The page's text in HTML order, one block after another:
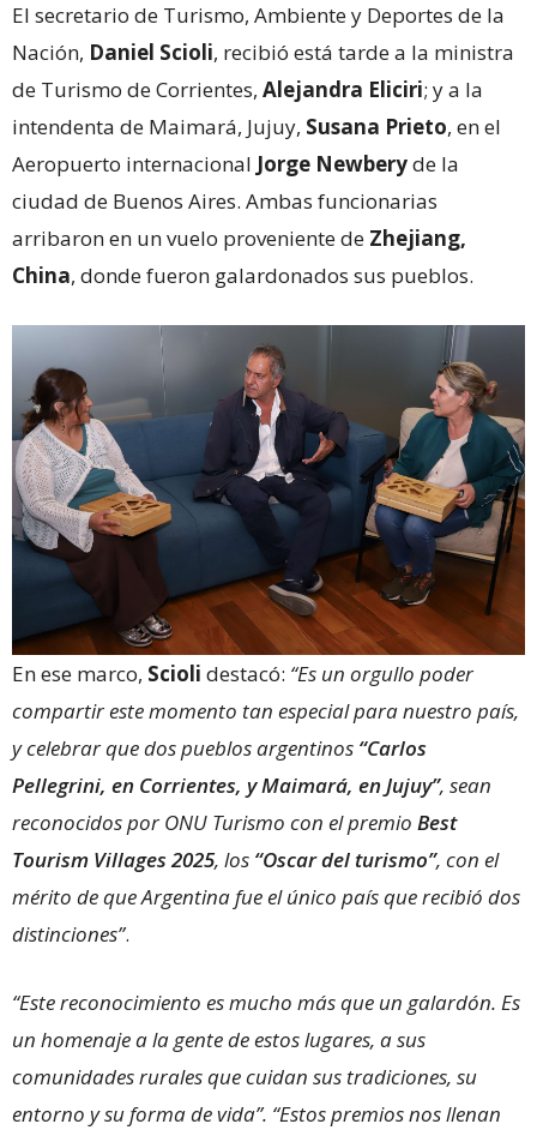
El secretario de Turismo, Ambiente y Deportes de la
Nación, Daniel Scioli, recibió está tarde a la ministra
de Turismo de Corrientes, Alejandra Eliciri; y a la
intendenta de Maimará, Jujuy, Susana Prieto, en el
Aeropuerto internacional Jorge Newberyde la
ciudad de Buenos Aires. Ambas funcionarias
arribaron en un vuelo proveniente de Zhejiang,
China, donde fueron galardonados sus pueblos.
En ese marco, Scioli destacó: “Es un orgullo poder
compartir este momento tan especial para nuestro país,
y celebrar que dos pueblos argentinos “Carlos
Pellegrini, en Corrientes, y Maimará, en Jujuy”, sean
reconocidos por ONU Turismo con el premio Best
Tourism Villages 2025, los “Oscar del turismo”, con el
mérito de que Argentina fue el único país que recibió dos
distinciones”.
“Este reconocimiento es mucho más que un galardón. Es
un homenaje a la gente de estos lugares, a sus
comunidades rurales que cuidan sus tradiciones, su
entorno y su forma de vida”. “Estos premios nos llenan